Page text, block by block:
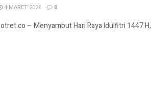
4 MARET 2026 0
– Menyambut Hari Raya Idulfitri 1447